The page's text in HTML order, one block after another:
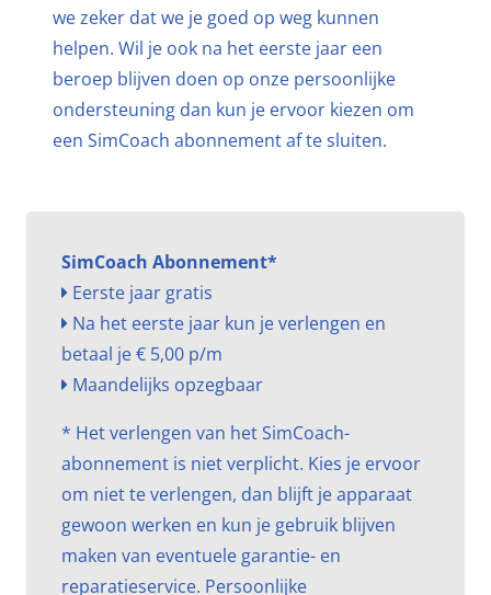
we zeker dat we je goed op weg kunnen
helpen. Wil je ook na het eerste jaar een
beroep blijven doen op onze persoonlijke
ondersteuning dan kun je ervoor kiezen om
een SimCoach abonnement af te sluiten.
SimCoach Abonnement*
Eerste jaar gratis
Na het eerste jaar kun je verlengen en
betaal je € 5,00 p/m
Maandelijks opzegbaar
* Het verlengen van het SimCoach-
abonnement is niet verplicht. Kies je ervoor
om niet te verlengen, dan blijft je apparaat
gewoon werken en kun je gebruik blijven
maken van eventuele garantie- en
reparatieservice. Persoonlijke